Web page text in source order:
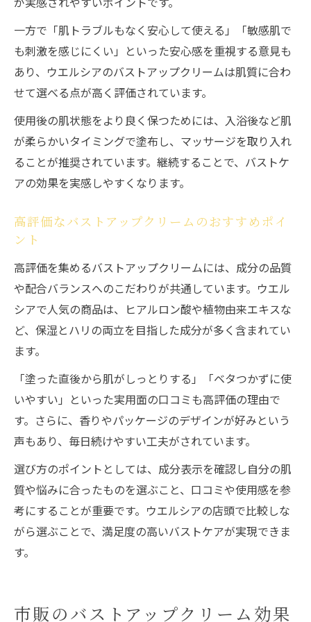
一方で「肌トラブルもなく安心して使える」「敏感肌で
も刺激を感じにくい」といった安心感を重視する意見も
あり、ウエルシアのバストアップクリームは肌質に合わ
せて選べる点が高く評価されています。
使用後の肌状態をより良く保つためには、入浴後など肌
が柔らかいタイミングで塗布し、マッサージを取り入れ
ることが推奨されています。継続することで、バストケ
アの効果を実感しやすくなります。
高評価なバストアップクリームのおすすめポイ
ント
高評価を集めるバストアップクリームには、成分の品質
や配合バランスへのこだわりが共通しています。ウエル
シアで人気の商品は、ヒアルロン酸や植物由来エキスな
ど、保湿とハリの両立を目指した成分が多く含まれてい
ます。
「塗った直後から肌がしっとりする」「ベタつかずに使
いやすい」といった実用面の口コミも高評価の理由で
す。さらに、香りやパッケージのデザインが好みという
声もあり、毎日続けやすい工夫がされています。
選び方のポイントとしては、成分表示を確認し自分の肌
質や悩みに合ったものを選ぶこと、口コミや使用感を参
考にすることが重要です。ウエルシアの店頭で比較しな
がら選ぶことで、満足度の高いバストケアが実現できま
す。
市販のバストアップクリーム効果